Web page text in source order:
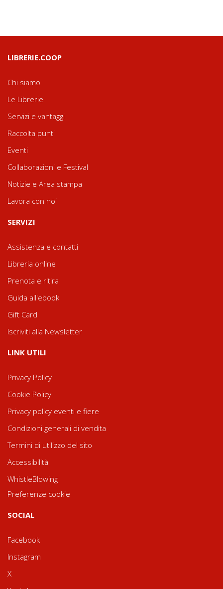
LIBRERIE.COOP
Chi siamo
Le Librerie
Servizi e vantaggi
Raccolta punti
Eventi
Collaborazioni e Festival
Notizie e Area stampa
Lavora con noi
SERVIZI
Assistenza e contatti
Libreria online
Prenota e ritira
Guida all'ebook
Gift Card
Iscriviti alla Newsletter
LINK UTILI
Privacy Policy
Cookie Policy
Privacy policy eventi e fiere
Condizioni generali di vendita
Termini di utilizzo del sito
Accessibilità
WhistleBlowing
Preferenze cookie
SOCIAL
Facebook
Instagram
X